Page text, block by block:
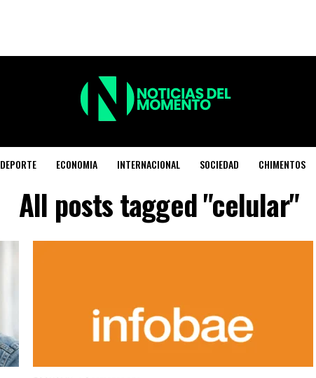
DEPORTE ECONOMIA INTERNACIONAL SOCIEDAD CHIMENTOS
All posts tagged "celular"